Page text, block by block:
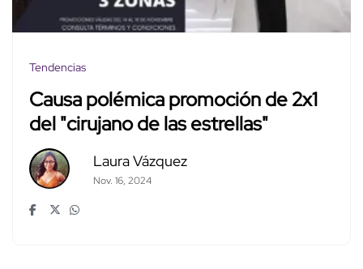
Tendencias
Causa polémica promoción de 2x1
del "cirujano de las estrellas"
Laura Vázquez
Nov. 16, 2024